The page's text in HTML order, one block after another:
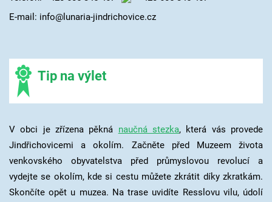
E-mail: info@lunaria-jindrichovice.cz
Tip na výlet
V obci je zřízena pěkná naučná stezka, která vás provede
Jindřichovicemi a okolím. Začněte před Muzeem života
venkovského obyvatelstva před průmyslovou revolucí a
vydejte se okolím, kde si cestu můžete zkrátit díky zkratkám.
Skončíte opět u muzea. Na trase uvidíte Resslovu vilu, údolí